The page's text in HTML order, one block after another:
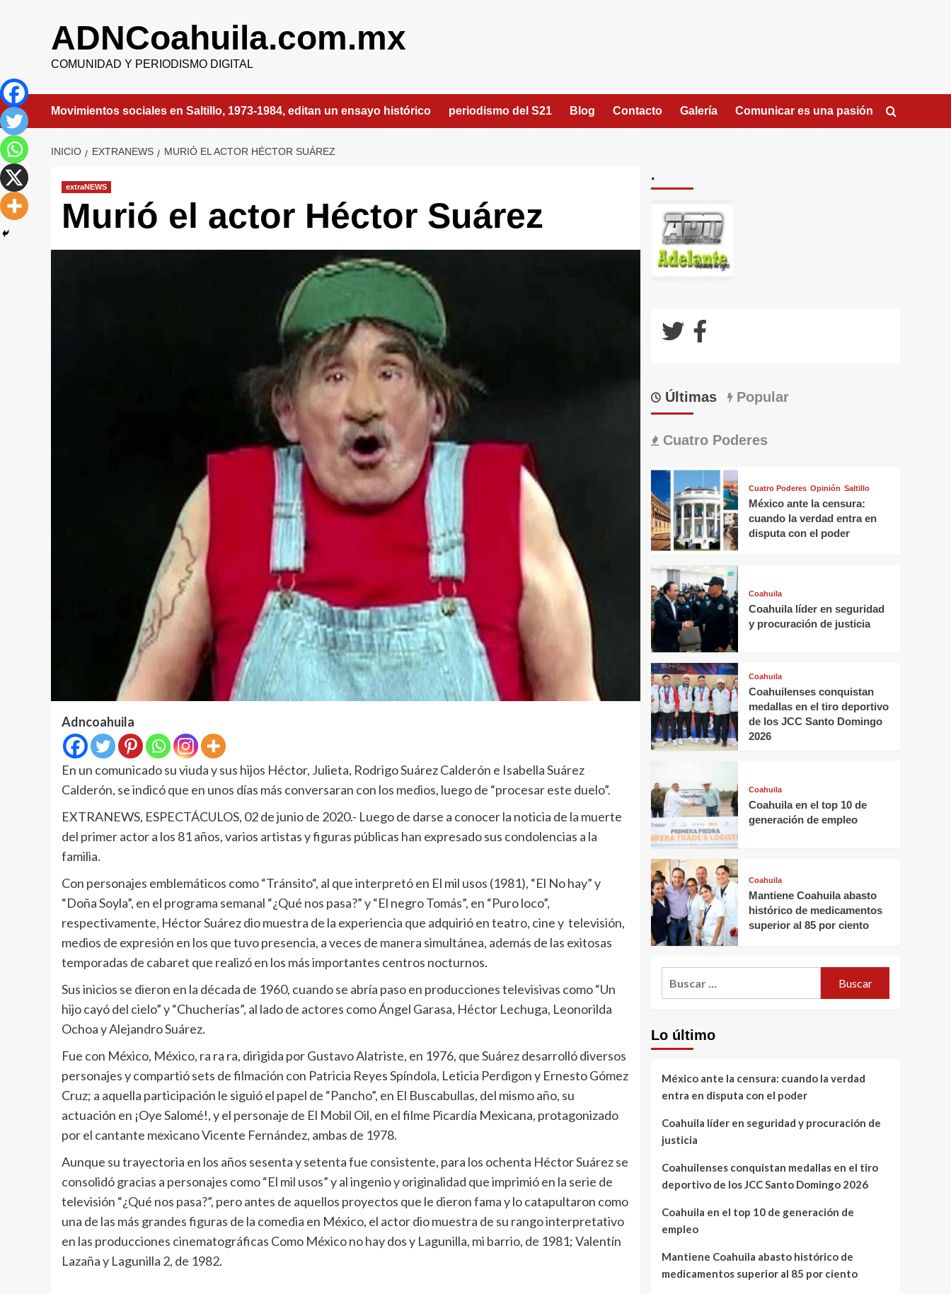
ADNCoahuila.com.mx
COMUNIDAD Y PERIODISMO DIGITAL
Movimientos sociales en Saltillo, 1973-1984, editan un ensayo histórico periodismo del S21 Blog Contacto Galería Comunicar es una pasión
INICIO EXTRANEWS MURIÓ EL ACTOR HÉCTOR SUÁREZ
extraNEWS
Murió el actor Héctor Suárez
Adncoahuila
En un comunicado su viuda y sus hijos Héctor, Julieta, Rodrigo Suárez Calderón e Isabella Suárez
Calderón, se indicó que en unos días más conversaran con los medios, luego de “procesar este duelo”.
EXTRANEWS, ESPECTÁCULOS, 02 de junio de 2020.- Luego de darse a conocer la noticia de la muerte
del primer actor a los 81 años, varios artistas y figuras públicas han expresado sus condolencias a la
familia.
Con personajes emblemáticos como “Tránsito“, al que interpretó en El mil usos (1981), “El No hay” y
“Doña Soyla”, en el programa semanal “¿Qué nos pasa?” y “El negro Tomás”, en “Puro loco”,
respectivamente, Héctor Suárez dio muestra de la experiencia que adquirió en teatro, cine y televisión,
medios de expresión en los que tuvo presencia, a veces de manera simultánea, además de las exitosas
temporadas de cabaret que realizó en los más importantes centros nocturnos.
Sus inicios se dieron en la década de 1960, cuando se abría paso en producciones televisivas como “Un
hijo cayó del cielo” y “Chucherías”, al lado de actores como Ángel Garasa, Héctor Lechuga, Leonorilda
Ochoa y Alejandro Suárez.
Fue con México, México, ra ra ra, dirigida por Gustavo Alatriste, en 1976, que Suárez desarrolló diversos
personajes y compartió sets de filmación con Patricia Reyes Spíndola, Leticia Perdigon y Ernesto Gómez
Cruz; a aquella participación le siguió el papel de “Pancho”, en El Buscabullas, del mismo año, su
actuación en ¡Oye Salomé!, y el personaje de El Mobil Oil, en el filme Picardía Mexicana, protagonizado
por el cantante mexicano Vicente Fernández, ambas de 1978.
Aunque su trayectoria en los años sesenta y setenta fue consistente, para los ochenta Héctor Suárez se
consolidó gracias a personajes como “El mil usos” y al ingenio y originalidad que imprimió en la serie de
televisión “¿Qué nos pasa?”, pero antes de aquellos proyectos que le dieron fama y lo catapultaron como
una de las más grandes figuras de la comedia en México, el actor dio muestra de su rango interpretativo
en las producciones cinematográficas Como México no hay dos y Lagunilla, mi barrio, de 1981; Valentín
Lazaña y Lagunilla 2, de 1982.
.
Últimas Popular
Cuatro Poderes
Cuatro Poderes Opinión Saltillo
México ante la censura:
cuando la verdad entra en
disputa con el poder
Coahuila
Coahuila líder en seguridad
y procuración de justicia
Coahuila
Coahuilenses conquistan
medallas en el tiro deportivo
de los JCC Santo Domingo
2026
Coahuila
Coahuila en el top 10 de
generación de empleo
Coahuila
Mantiene Coahuila abasto
histórico de medicamentos
superior al 85 por ciento
Lo último
México ante la censura: cuando la verdad
entra en disputa con el poder
Coahuila líder en seguridad y procuración de
justicia
Coahuilenses conquistan medallas en el tiro
deportivo de los JCC Santo Domingo 2026
Coahuila en el top 10 de generación de
empleo
Mantiene Coahuila abasto histórico de
medicamentos superior al 85 por ciento